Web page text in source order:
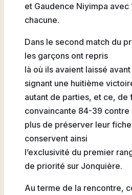
et Gaudence Niyimpa avec
chacune.
Dans le second match du
les garçons ont repris
là où ils avaient laissé
signant une huitième
autant de parties, et ce, de
convaincante 84-39 contre
plus de préserver leur
conservent ainsi
l’exclusivité du premier
de priorité sur Jonquière.
Au terme de la rencontre,